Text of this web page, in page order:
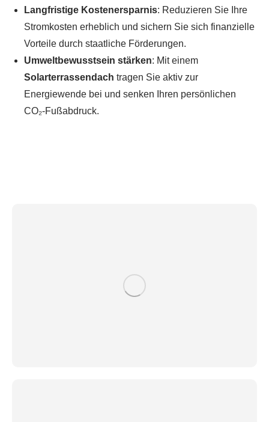
Langfristige Kostenersparnis: Reduzieren Sie Ihre
Stromkosten erheblich und sichern Sie sich finanzielle
Vorteile durch staatliche Förderungen.
Umweltbewusstsein stärken: Mit einem
Solarterrassendach tragen Sie aktiv zur
Energiewende bei und senken Ihren persönlichen
CO₂-Fußabdruck.